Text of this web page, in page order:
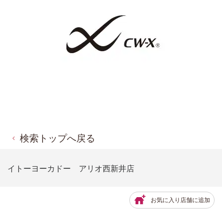
検索トップへ戻る
イトーヨーカドー アリオ西新井店
お気に入り店舗に追加